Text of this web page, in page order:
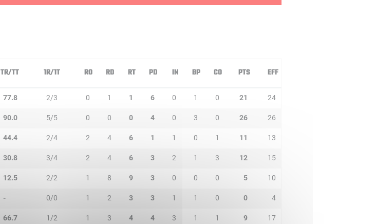
TR/TT 1R/1T RO RD RT PD IN BP CO PTS EFF
77.8 2/3 0 1 1 6 0 1 0 21 24
90.0 5/5 0 0 0 4 0 3 0 26 26
44.4 2/4 2 4 6 1 1 0 1 11 13
30.8 3/4 2 4 6 3 2 1 3 12 15
12.5 2/2 1 8 9 3 0 0 0 5 10
- 0/0 1 2 3 3 1 1 0 0 4
66.7 1/2 1 3 4 4 3 1 1 9 17